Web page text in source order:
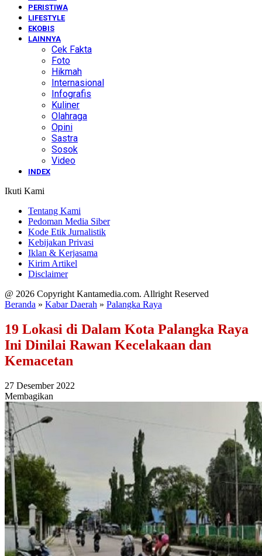
PERISTIWA
LIFESTYLE
EKOBIS
LAINNYA
Cek Fakta
Foto
Hikmah
Internasional
Infografis
Kuliner
Olahraga
Opini
Sastra
Sosok
Video
INDEX
Ikuti Kami
Tentang Kami
Pedoman Media Siber
Kode Etik Jurnalistik
Kebijakan Privasi
Iklan & Kerjasama
Kirim Artikel
Disclaimer
@ 2026 Copyright Kantamedia.com. Allright Reserved
Beranda » Kabar Daerah » Palangka Raya
19 Lokasi di Dalam Kota Palangka Raya
Ini Dinilai Rawan Kecelakaan dan
Kemacetan
27 Desember 2022
Membagikan